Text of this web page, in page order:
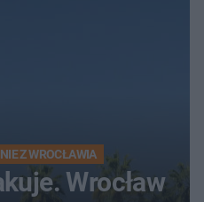
Z WROCŁAWIA
Wrocław